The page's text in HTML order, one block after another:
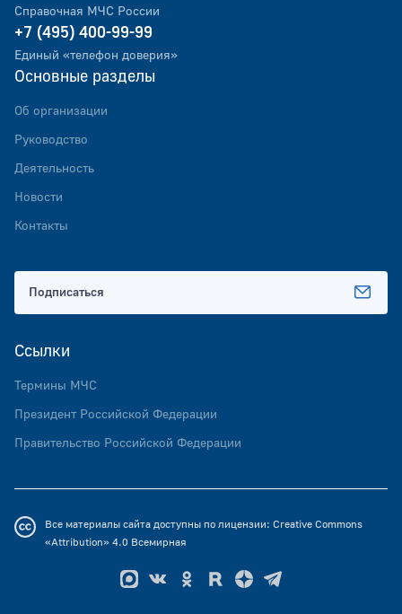
Справочная МЧС России
+7 (495) 400-99-99
Единый «телефон доверия»
Основные разделы
Об организации
Руководство
Деятельность
Новости
Контакты
Ссылки
Термины МЧС
Президент Российской Федерации
Правительство Российской Федерации
Подписаться
Все материалы сайта доступны по лицензии: Creative Commons
«Attribution» 4.0 Всемирная